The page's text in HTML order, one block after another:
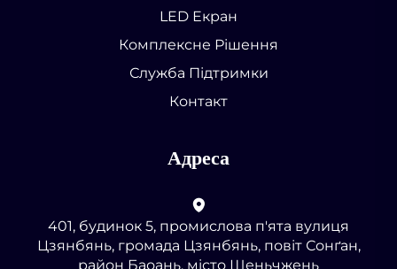
LED Екран
Комплексне Рішення
Служба Підтримки
Контакт
Адреса
401, будинок 5, промислова п'ята вулиця
Цзянбянь, громада Цзянбянь, повіт Сонґан,
район Баоань, місто Шеньчжень